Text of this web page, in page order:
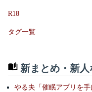
R18
タグ一覧
新まとめ・新
やる夫「催眠アプリを